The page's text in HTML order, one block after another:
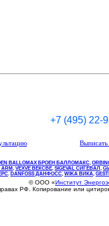
+7 (495) 22-
BALLOMAX БРОЕН БАЛЛОМАКС,
ARM, VEXVE ВЕКСВЕ, SIGEVAL СИГЕВАЛ ,
. DANFOSS ДАНФОСС, WIKA ВИКА,
© ООО «Институт
РФ. Копирование или